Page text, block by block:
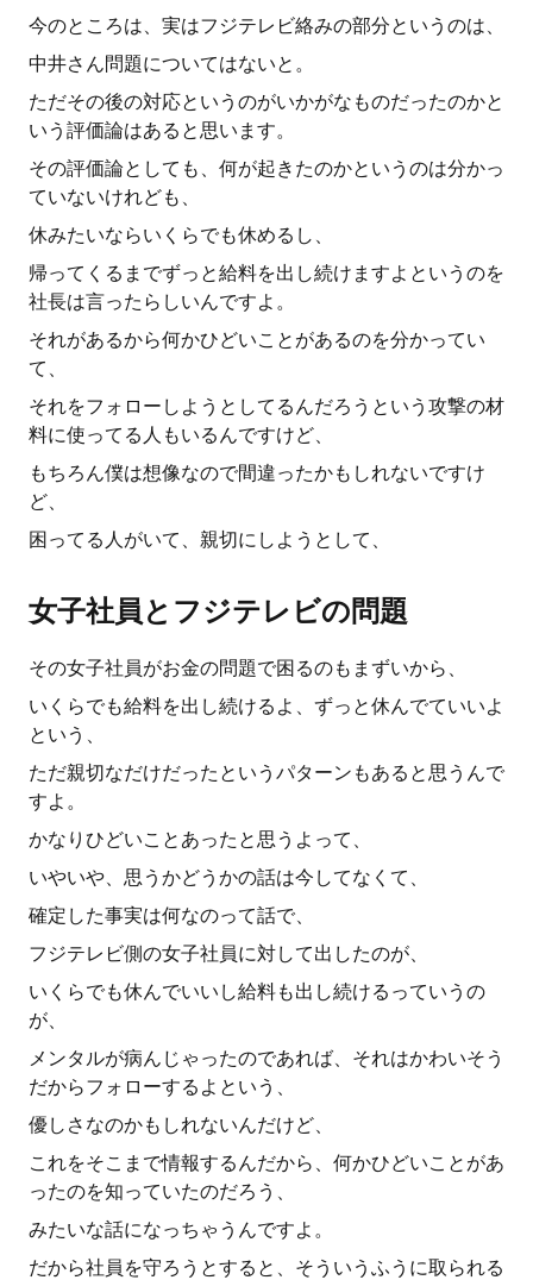
今のところは、実はフジテレビ絡みの部分というのは、
中井さん問題についてはないと。
ただその後の対応というのがいかがなものだったのかと
いう評価論はあると思います。
その評価論としても、何が起きたのかというのは分かっ
ていないけれども、
休みたいならいくらでも休めるし、
帰ってくるまでずっと給料を出し続けますよというのを
社長は言ったらしいんですよ。
それがあるから何かひどいことがあるのを分かってい
て、
それをフォローしようとしてるんだろうという攻撃の材
料に使ってる人もいるんですけど、
もちろん僕は想像なので間違ったかもしれないですけ
ど、
困ってる人がいて、親切にしようとして、
女子社員とフジテレビの問題
その女子社員がお金の問題で困るのもまずいから、
いくらでも給料を出し続けるよ、ずっと休んでていいよ
という、
ただ親切なだけだったというパターンもあると思うんで
すよ。
かなりひどいことあったと思うよって、
いやいや、思うかどうかの話は今してなくて、
確定した事実は何なのって話で、
フジテレビ側の女子社員に対して出したのが、
いくらでも休んでいいし給料も出し続けるっていうの
が、
メンタルが病んじゃったのであれば、それはかわいそう
だからフォローするよという、
優しさなのかもしれないんだけど、
これをそこまで情報するんだから、何かひどいことがあ
ったのを知っていたのだろう、
みたいな話になっちゃうんですよ。
だから社員を守ろうとすると、そういうふうに取られる